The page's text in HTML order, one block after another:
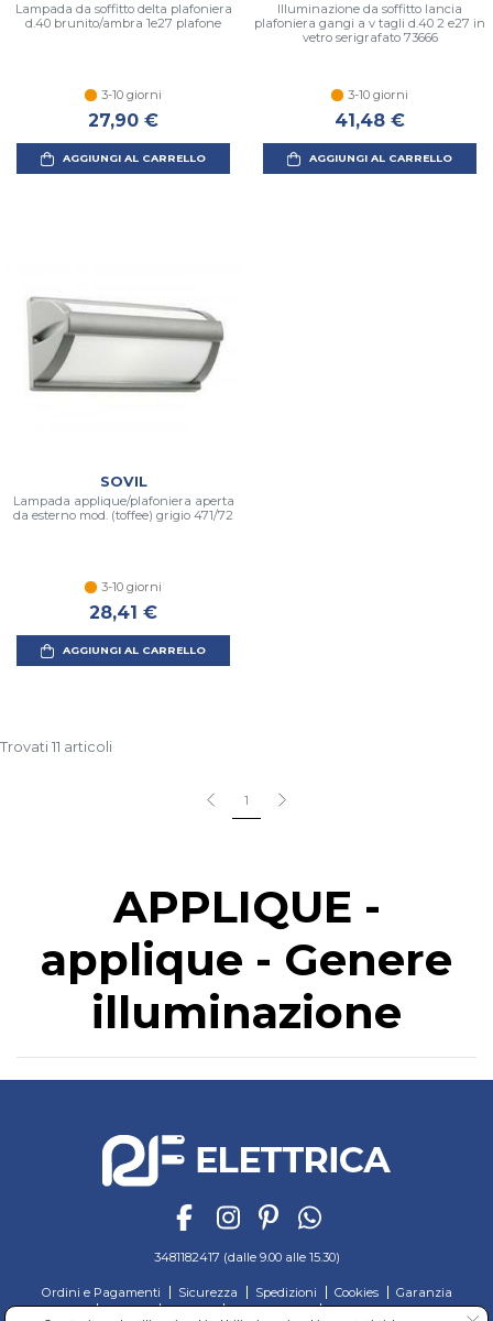
Lampada da soffitto delta plafoniera
d.40 brunito/ambra 1e27 plafone
3-10 giorni
27,90 €
AGGIUNGI AL CARRELLO
Illuminazione da soffitto lancia
plafoniera gangi a v tagli d.40 2 e27 in
vetro serigrafato 73666
3-10 giorni
41,48 €
AGGIUNGI AL CARRELLO
SOVIL
Lampada applique/plafoniera aperta
da esterno mod. (toffee) grigio 471/72
3-10 giorni
28,41 €
AGGIUNGI AL CARRELLO
Trovati 11 articoli
1
APPLIQUE -
applique - Genere
illuminazione
3481182417 (dalle 9.00 alle 15.30)
Ordini e Pagamenti Sicurezza Spedizioni Cookies
Garanzia
Privacy
Recesso Regolamento Richiedi reso